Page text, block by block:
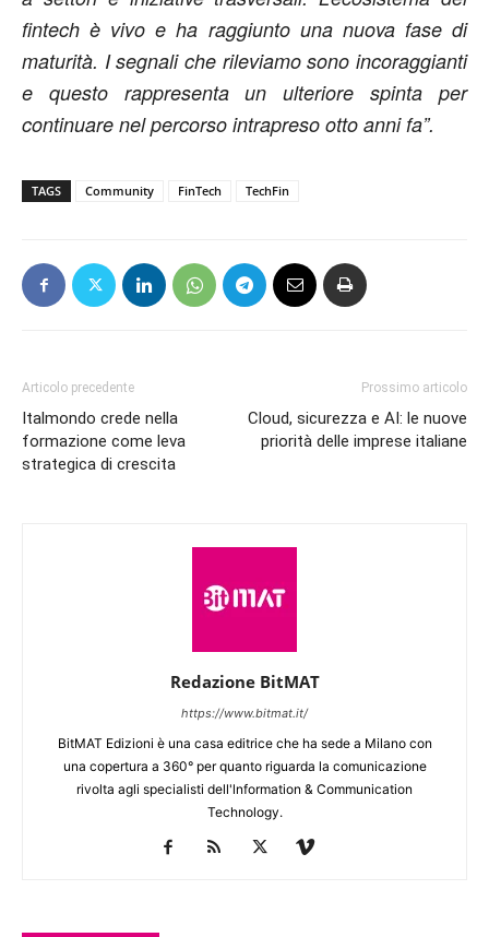
fintech è vivo e ha raggiunto una nuova fase di
maturità. I segnali che rileviamo sono incoraggianti
e questo rappresenta un ulteriore spinta per
continuare nel percorso intrapreso otto anni fa”.
TAGS Community FinTech TechFin
Articolo precedente
Italmondo crede nella
formazione come leva
strategica di crescita
Prossimo articolo
Cloud, sicurezza e AI: le nuove
priorità delle imprese italiane
Redazione BitMAT
https://www.bitmat.it/
BitMAT Edizioni è una casa editrice che ha sede a Milano con
una copertura a 360° per quanto riguarda la comunicazione
rivolta agli specialisti dell'lnformation & Communication
Technology.